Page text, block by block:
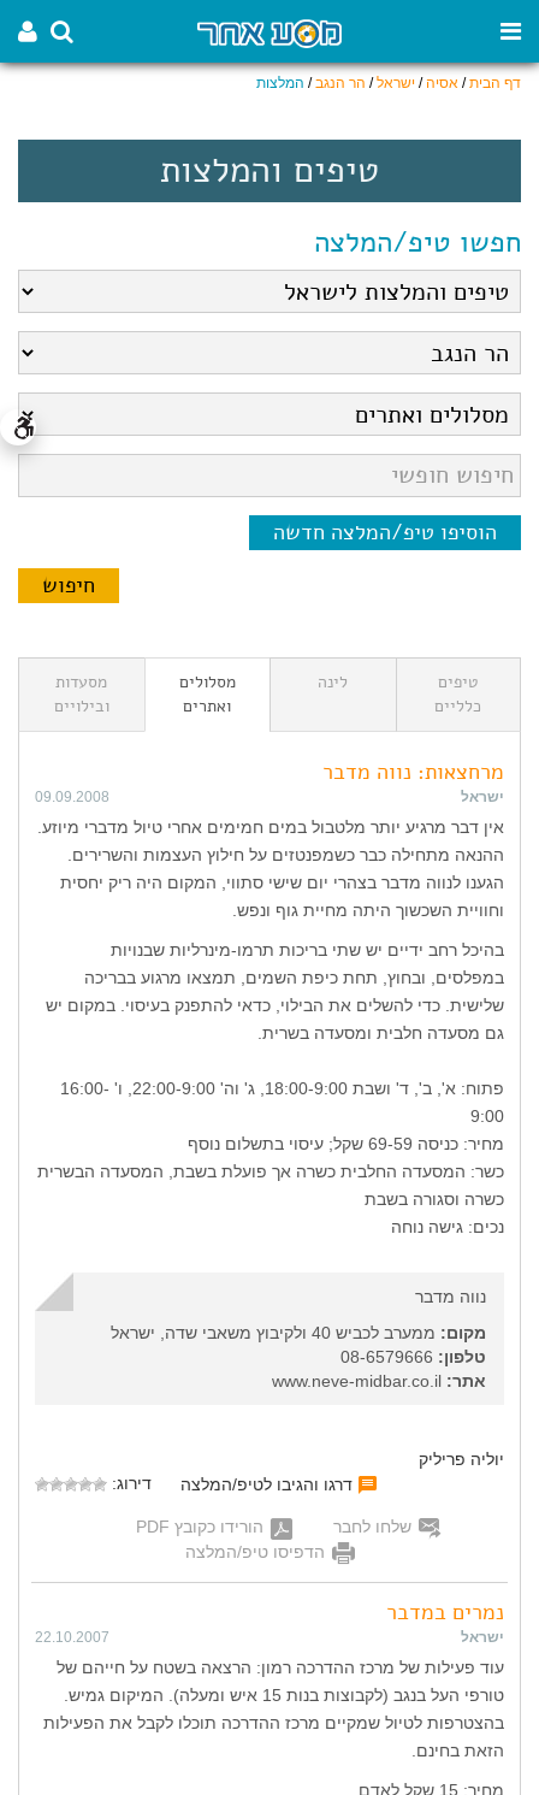
דף הבית/ אסיה/ ישראל/ הר הנגב/ המלצות
טיפים והמלצות
חפשו טיפ/המלצה
הוסיפו טיפ/המלצה חדשה
טיפים
כלליים
לינה
מסלולים
ואתרים
מסעדות
ובילויים
מרחצאות: נווה מדבר
ישראל 09.09.2008
אין דבר מרגיע יותר מלטבול במים חמימים אחרי טיול מדברי מיוזע.
ההנאה מתחילה כבר כשמפנטזים על חילוץ העצמות והשרירים.
הגענו לנווה מדבר בצהרי יום שישי סתווי, המקום היה ריק יחסית
וחוויית השכשוך היתה מחיית גוף ונפש.
בהיכל רחב ידיים יש שתי בריכות תרמו-מינרליות שבנויות
במפלסים, ובחוץ, תחת כיפת השמים, תמצאו מרגוע בבריכה
שלישית. כדי להשלים את הבילוי, כדאי להתפנק בעיסוי. במקום יש
גם מסעדה חלבית ומסעדה בשרית.
פתוח: א', ב', ד' ושבת 18:00-9:00, ג' וה' 22:00-9:00, ו' 16:00-
9:00
מחיר: כניסה 69-59 שקל; עיסוי בתשלום נוסף
כשר: המסעדה החלבית כשרה אך פועלת בשבת, המסעדה הבשרית
כשרה וסגורה בשבת
נכים: גישה נוחה
נווה מדבר
מקום: ממערב לכביש 40 ולקיבוץ משאבי שדה, ישראל
טלפון:
אתר:
יוליה פריליק
דרגו והגיבו לטיפ/המלצה
דירוג:
שלחו לחבר
הורידו כקובץ PDF
הדפיסו טיפ/המלצה
נמרים במדבר
ישראל 22.10.2007
עוד פעילות של מרכז ההדרכה רמון: הרצאה בשטח על חייהם של
טורפי העל בנגב (לקבוצות בנות 15 איש ומעלה). המיקום גמיש.
בהצטרפות לטיול שמקיים מרכז ההדרכה תוכלו לקבל את הפעילות
הזאת בחינם.
מחיר: 15 שקל לאדם